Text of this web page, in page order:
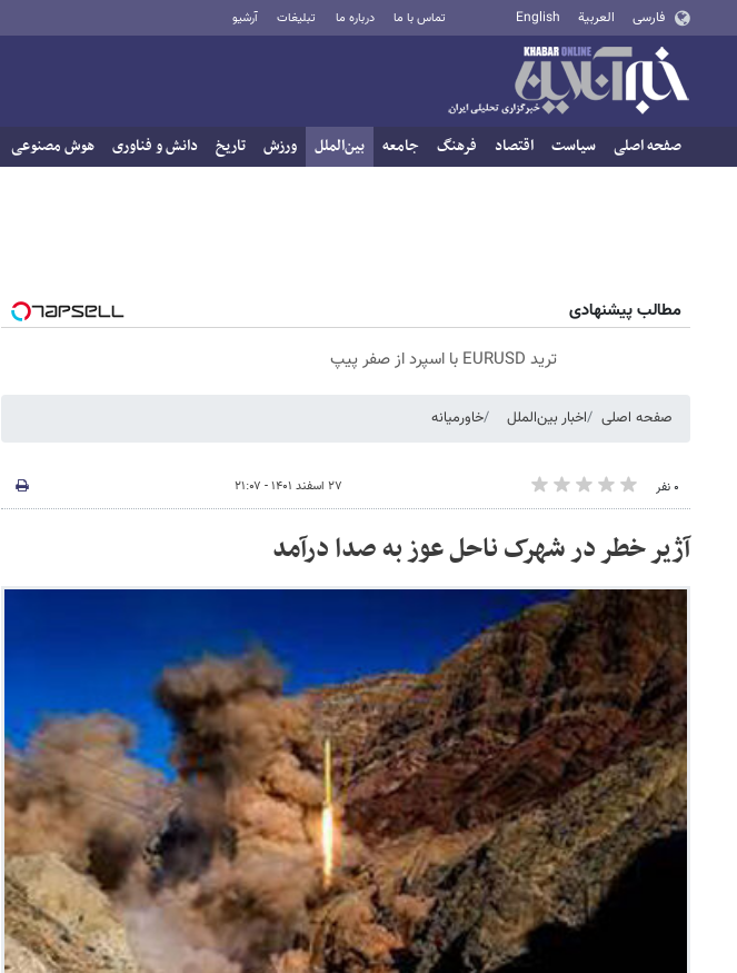
فارسی العربية English تماس با ما درباره ما تبلیغات آرشیو
صفحه اصلی سیاست اقتصاد فرهنگ جامعه بین‌الملل ورزش تاریخ دانش و فناوری هوش مصنوعی
مطالب پیشنهادی
ترید EURUSD با اسپرد از صفر پیپ
صفحه اصلی اخبار بین‌الملل خاورمیانه
۰ نفر ۲۷ اسفند ۱۴۰۱ - ۲۱:۰۷
آژیر خطر در شهرک ناحل عوز به صدا درآمد